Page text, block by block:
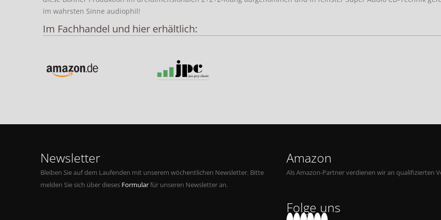
im wahrsten Sinne audiophil!
Im Fachhandel und hier erhältlich:
Newsletter
Bleiben Sie auf dem Laufenden mit unserem wöchentlichen Newsletter. Bitte
melden Sie sich über dieses Formularfür unseren Newsletter an.
Amazon
Als Amazon-Partner verdienen wir an qualifizierten
Folge uns